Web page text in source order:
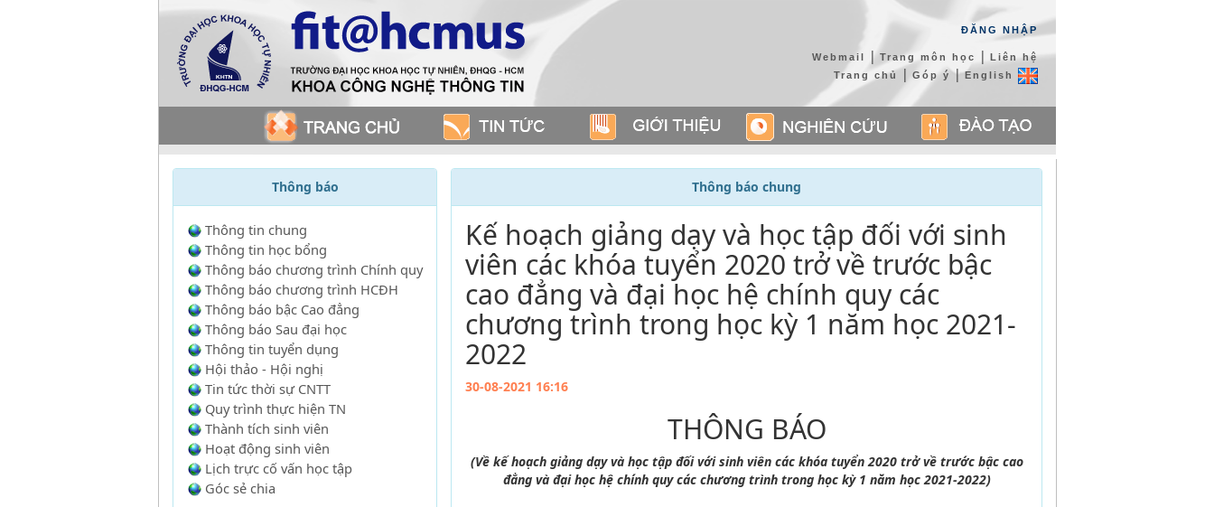
ĐĂNG NHẬP
Webmail | Trang môn học | Liên hệ
Trang chủ | Góp ý|English
Thông báo
Thông tin chung
Thông tin học bổng
Thông báo chương trình Chính quy
Thông báo chương trình HCĐH
Thông báo bậc Cao đẳng
Thông báo Sau đại học
Thông tin tuyển dụng
Hội thảo - Hội nghị
Tin tức thời sự CNTT
Quy trình thực hiện TN
Thành tích sinh viên
Hoạt động sinh viên
Lịch trực cố vấn học tập
Góc sẻ chia
Thông báo chung
Kế hoạch giảng dạy và học tập đối với sinh
viên các khóa tuyển 2020 trở về trước bậc
cao đẳng và đại học hệ chính quy các
chương trình trong học kỳ 1 năm học 2021-
2022
30-08-2021 16:16
THÔNG BÁO
(Về kế hoạch giảng dạy và học tập đối với sinh viên các khóa tuyển 2020 trở về trước bậc cao
đẳng và đại học hệ chính quy các chương trình trong học kỳ 1 năm học 2021-2022)